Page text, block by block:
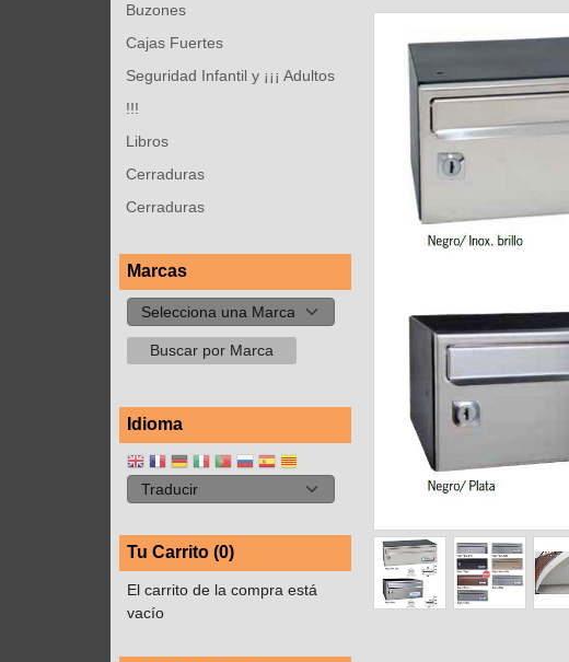
Buzones
Cajas Fuertes
Seguridad Infantil y ¡¡¡ Adultos
!!!
Libros
Cerraduras
Cerraduras
Marcas
Idioma
Tu Carrito (0)
El carrito de la compra está
vacío